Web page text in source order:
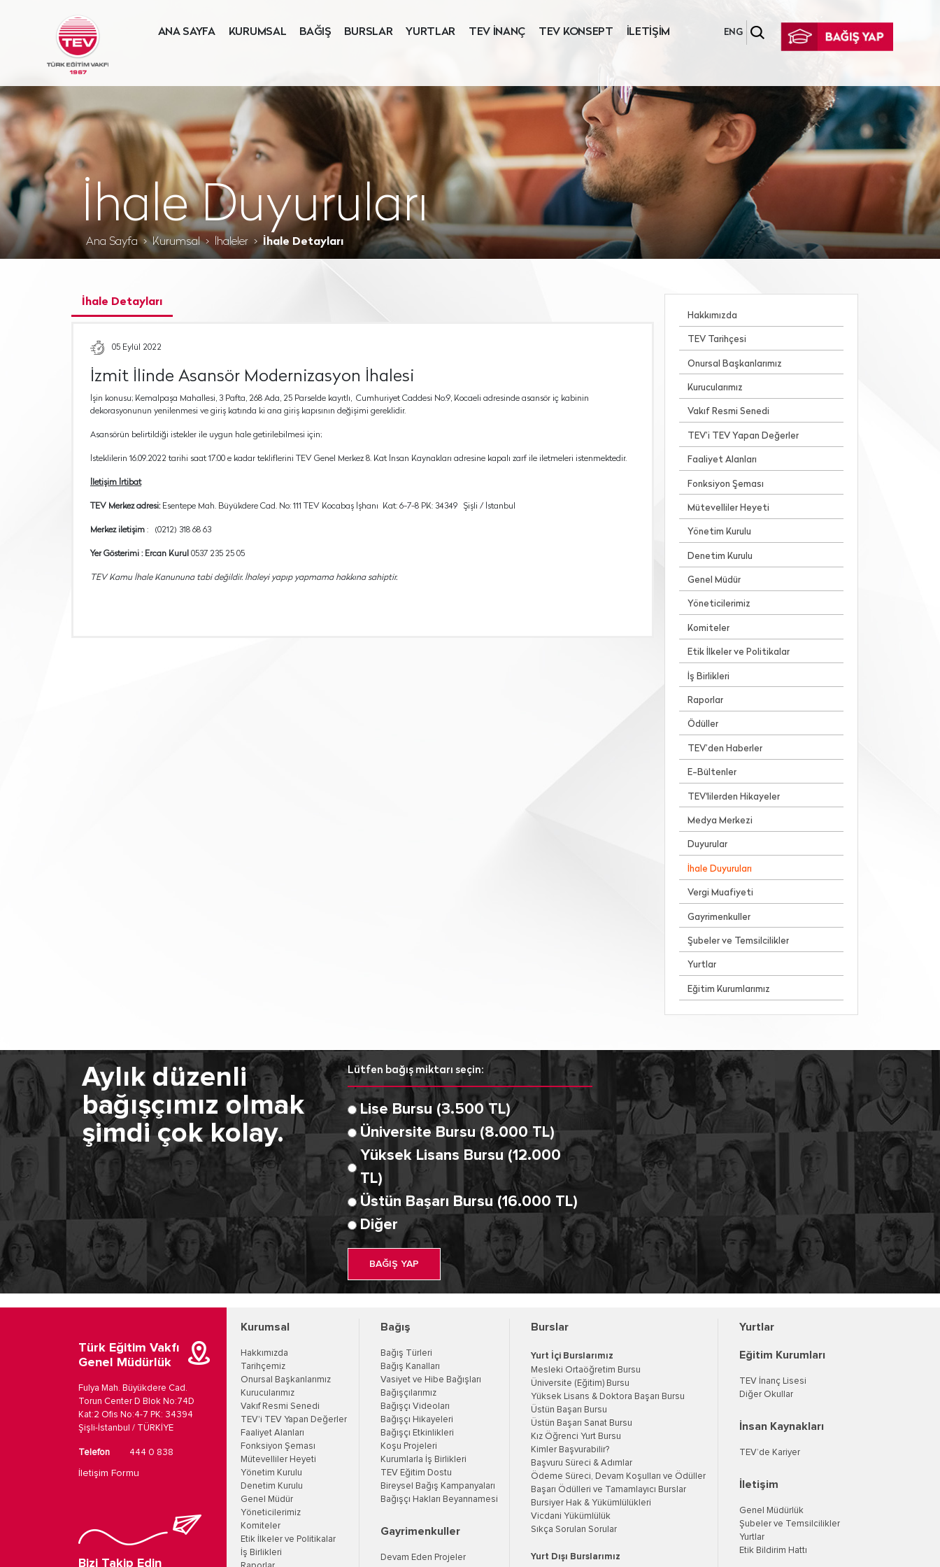
ANA SAYFA KURUMSAL BAĞIŞ BURSLAR YURTLAR TEV İNANÇ TEV KONSEPT İLETİŞİM ENG
İhale Duyuruları
Ana Sayfa Kurumsal İhaleler İhale Detayları
İhale Detayları
05 Eylül 2022
İzmit İlinde Asansör Modernizasyon İhalesi
İşin konusu; Kemalpaşa Mahallesi, 3 Pafta, 268 Ada, 25 Parselde kayıtlı, Cumhuriyet Caddesi No:9, Kocaeli adresinde asansör iç kabinin
dekorasyonunun yenilenmesi ve giriş katında ki ana giriş kapısının değişimi gereklidir.
Asansörün belirtildiği istekler ile uygun hale getirilebilmesi için;
İsteklilerin 16.09.2022 tarihi saat 17:00 e kadar tekliflerini TEV Genel Merkez 8. Kat İnsan Kaynakları adresine kapalı zarf ile iletmeleri istenmektedir.
İletişim İrtibat
TEV Merkez adresi:Esentepe Mah. Büyükdere Cad. No: 111 TEV Kocabaş İşhanı Kat: 6-7-8 PK: 34349 Şişli / İstanbul
Merkez iletişim : (0212) 318 68 63
Yer Gösterimi : Ercan Kurul 0537 235 25 05
TEV Kamu İhale Kanununa tabi değildir. İhaleyi yapıp yapmama hakkına sahiptir.
Hakkımızda
TEV Tarihçesi
Onursal Başkanlarımız
Kurucularımız
Vakıf Resmi Senedi
TEV’i TEV Yapan Değerler
Faaliyet Alanları
Fonksiyon Şeması
Mütevelliler Heyeti
Yönetim Kurulu
Denetim Kurulu
Genel Müdür
Yöneticilerimiz
Komiteler
Etik İlkeler ve Politikalar
İş Birlikleri
Raporlar
Ödüller
TEV’den Haberler
E-Bültenler
TEV'lilerden Hikayeler
Medya Merkezi
Duyurular
İhale Duyuruları
Vergi Muafiyeti
Gayrimenkuller
Şubeler ve Temsilcilikler
Yurtlar
Eğitim Kurumlarımız
Aylık düzenli
bağışçımız olmak
şimdi çok kolay.
Lütfen bağış miktarı seçin:
Lise Bursu (3.500 TL)
Üniversite Bursu (8.000 TL)
Yüksek Lisans Bursu (12.000
TL)
Üstün Başarı Bursu (16.000 TL)
Diğer
BAĞIŞ YAP
Türk Eğitim Vakfı
Genel Müdürlük
Fulya Mah. Büyükdere Cad.
Torun Center D Blok No:74D
Kat:2 Ofis No:4-7 PK: 34394
Şişli-İstanbul / TÜRKİYE
Telefon 444 0 838
İletişim Formu
Bizi Takip Edin
Kurumsal
Hakkımızda
Tarihçemiz
Onursal Başkanlarımız
Kurucularımız
Vakıf Resmi Senedi
TEV'i TEV Yapan Değerler
Faaliyet Alanları
Fonksiyon Şeması
Mütevelliler Heyeti
Yönetim Kurulu
Denetim Kurulu
Genel Müdür
Yöneticilerimiz
Komiteler
Etik İlkeler ve Politikalar
İş Birlikleri
Bağış
Bağış Türleri
Bağış Kanalları
Vasiyet ve Hibe Bağışları
Bağışçılarımız
Bağışçı Videoları
Bağışçı Hikayeleri
Bağışçı Etkinlikleri
Koşu Projeleri
Kurumlarla İş Birlikleri
TEV Eğitim Dostu
Bireysel Bağış Kampanyaları
Bağışçı Hakları Beyannamesi
Gayrimenkuller
Devam Eden Projeler
Burslar
Yurt İçi Burslarımız
Mesleki Ortaöğretim Bursu
Üniversite (Eğitim) Bursu
Yüksek Lisans & Doktora Başarı Bursu
Üstün Başarı Bursu
Üstün Başarı Sanat Bursu
Kız Öğrenci Yurt Bursu
Kimler Başvurabilir?
Başvuru Süreci & Adımlar
Ödeme Süreci, Devam Koşulları ve Ödüller
Başarı Ödülleri ve Tamamlayıcı Burslar
Bursiyer Hak & Yükümlülükleri
Vicdani Yükümlülük
Sıkça Sorulan Sorular
Yurt Dışı Burslarımız
Yurtlar
Eğitim Kurumları
TEV İnanç Lisesi
Diğer Okullar
İnsan Kaynakları
TEV’de Kariyer
İletişim
Genel Müdürlük
Şubeler ve Temsilcilikler
Yurtlar
Etik Bildirim Hattı